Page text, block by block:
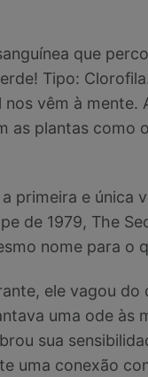
que
Tipo:
nos vêm à
as plantas como
primeira e única
de 1979, The
nome para o
ele vagou
uma ode às
sua
uma conexão